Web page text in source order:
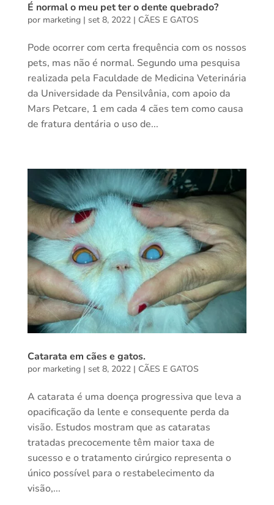
É normal o meu pet ter o dente quebrado?
por marketing| set 8, 2022| CÃES E GATOS
Pode ocorrer com certa frequência com os nossos
pets, mas não é normal. Segundo uma pesquisa
realizada pela Faculdade de Medicina Veterinária
da Universidade da Pensilvânia, com apoio da
Mars Petcare, 1 em cada 4 cães tem como causa
de fratura dentária o uso de...
Catarata em cães e gatos.
por marketing| set 8, 2022| CÃES E GATOS
A catarata é uma doença progressiva que leva a
opacificação da lente e consequente perda da
visão. Estudos mostram que as cataratas
tratadas precocemente têm maior taxa de
sucesso e o tratamento cirúrgico representa o
único possível para o restabelecimento da
visão,...